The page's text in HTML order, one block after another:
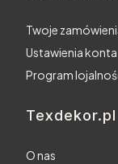
Twoje
Ustawienia konta
Program
Texdekor.pl
O nas